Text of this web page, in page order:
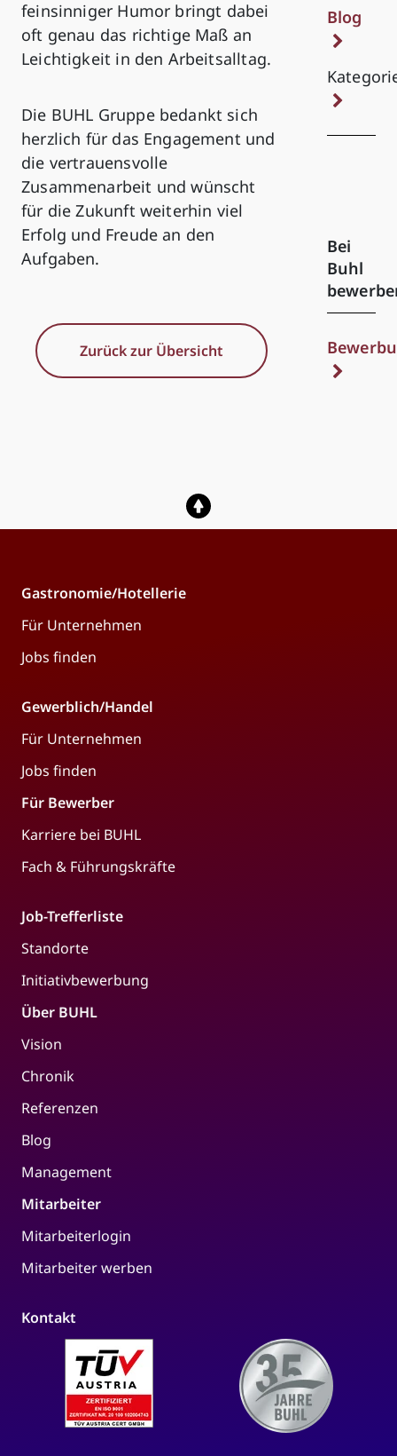
feinsinniger Humor bringt dabei
oft genau das richtige Maß an
Leichtigkeit in den Arbeitsalltag.
Die BUHL Gruppe bedankt sich
herzlich für das Engagement und
die vertrauensvolle
Zusammenarbeit und wünscht
für die Zukunft weiterhin viel
Erfolg und Freude an den
Aufgaben.
Zurück zur Übersicht
Blog
Bei
Buhl
Gastronomie/Hotellerie
Für Unternehmen
Jobs finden
Gewerblich/Handel
Für Unternehmen
Jobs finden
Für Bewerber
Karriere bei BUHL
Fach & Führungskräfte
Job-Trefferliste
Standorte
Initiativbewerbung
Über BUHL
Vision
Chronik
Referenzen
Blog
Management
Mitarbeiter
Mitarbeiterlogin
Mitarbeiter werben
Kontakt